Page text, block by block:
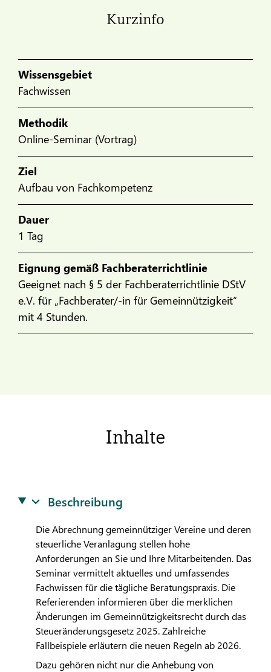
Kurzinfo
Wissensgebiet
Fachwissen
Methodik
Online-Seminar (Vortrag)
Ziel
Aufbau von Fachkompetenz
Dauer
1 Tag
Eignung gemäß Fachberaterrichtlinie
Geeignet nach § 5 der Fachberaterrichtlinie DStV
e.V. für „Fachberater/-in für Gemeinnützigkeit“
mit 4 Stunden.
Inhalte
Beschreibung
Die Abrechnung gemeinnütziger Vereine und deren
steuerliche Veranlagung stellen hohe
Anforderungen an Sie und Ihre Mitarbeitenden. Das
Seminar vermittelt aktuelles und umfassendes
Fachwissen für die tägliche Beratungspraxis. Die
Referierenden informieren über die merklichen
Änderungen im Gemeinnützigkeitsrecht durch das
Steueränderungsgesetz 2025. Zahlreiche
Fallbeispiele erläutern die neuen Regeln ab 2026.
Dazu gehören nicht nur die Anhebung von